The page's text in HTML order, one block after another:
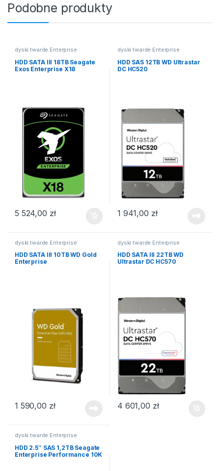
Podobne produkty
dyski twarde Enterprise
HDD SATA III 18TB Seagate
Exos Enterprise X18
5 524,00 zł
dyski twarde Enterprise
HDD SAS 12TB WD Ultrastar
DC HC520
1 941,00 zł
dyski twarde Enterprise
HDD SATA III 10TB WD Gold
Enterprise
1 590,00 zł
dyski twarde Enterprise
HDD SATA III 22TB WD
Ultrastar DC HC570
4 601,00 zł
dyski twarde Enterprise
HDD 2.5″ SAS 1,2TB Seagate
Enterprise Performance 10K